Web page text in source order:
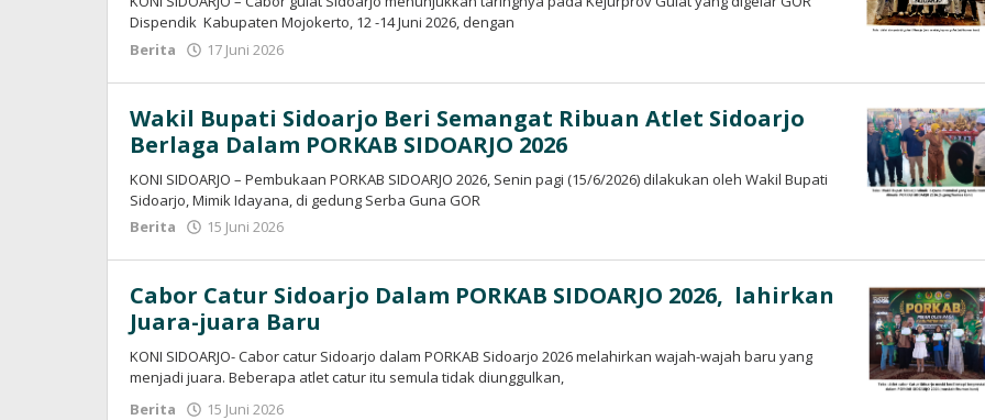
Dispendik Kabupaten Mojokerto, 12 -14 Juni 2026, dengan
Berita
17 Juni 2026
Wakil Bupati Sidoarjo Beri Semangat Ribuan Atlet Sidoarjo
Berlaga Dalam PORKAB SIDOARJO 2026
KONI SIDOARJO – Pembukaan PORKAB SIDOARJO 2026, Senin pagi (15/6/2026) dilakukan oleh Wakil Bupati
Sidoarjo, Mimik Idayana, di gedung Serba Guna GOR
Berita
15 Juni 2026
Cabor Catur Sidoarjo Dalam PORKAB SIDOARJO 2026, lahirkan
Juara-juara Baru
KONI SIDOARJO- Cabor catur Sidoarjo dalam PORKAB Sidoarjo 2026 melahirkan wajah-wajah baru yang
menjadi juara. Beberapa atlet catur itu semula tidak diunggulkan,
Berita
15 Juni 2026